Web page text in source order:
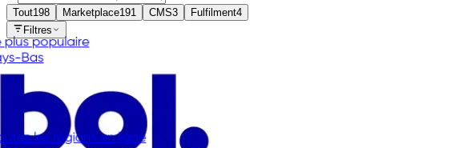
Tout198 Marketplace191 CMS3 Fulfilment4
Filtres
Le plus populaire
Pays-Bas